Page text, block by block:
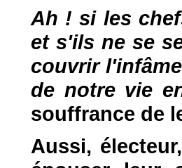
Ah ! si les
et s'ils ne se
couvrir
de notre vie
souffrance de
Aussi,